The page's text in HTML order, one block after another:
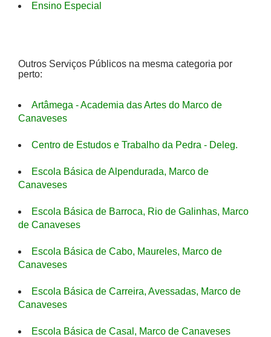
Ensino Especial
Outros Serviços Públicos na mesma categoria por
perto:
Artâmega - Academia das Artes do Marco de
Canaveses
Centro de Estudos e Trabalho da Pedra - Deleg.
Escola Básica de Alpendurada, Marco de
Canaveses
Escola Básica de Barroca, Rio de Galinhas, Marco
de Canaveses
Escola Básica de Cabo, Maureles, Marco de
Canaveses
Escola Básica de Carreira, Avessadas, Marco de
Canaveses
Escola Básica de Casal, Marco de Canaveses